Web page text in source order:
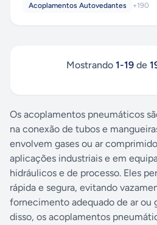
produtos importados e
Acoplamentos Autovedantes
+190
Mostrando 1-19de
Os acoplamentos pneumáticos
na conexão de tubos e
envolvem gases ou ar
aplicações industriais e em
hidráulicos e de processo. Eles
rápida e segura, evitando
fornecimento adequado de ar ou
disso, os acoplamentos